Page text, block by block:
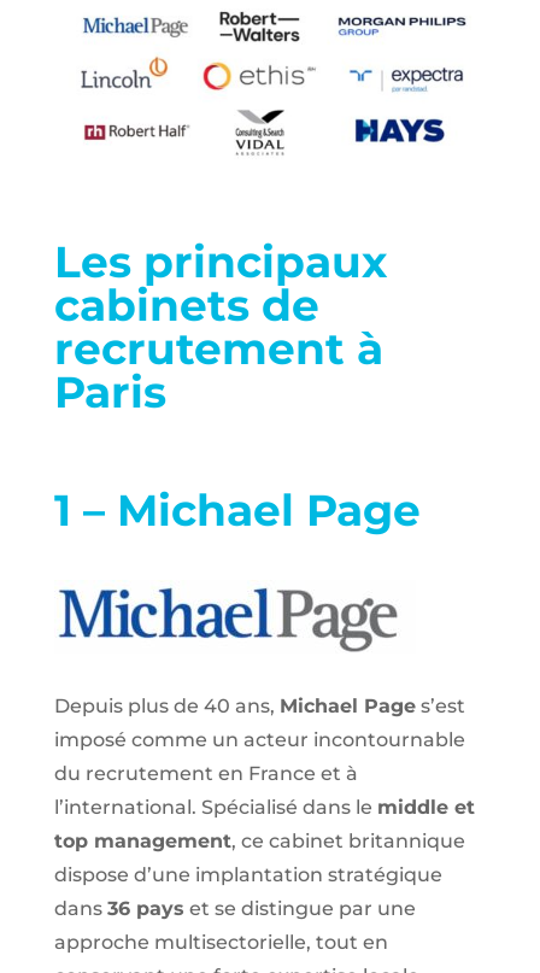
Les principaux
cabinets de
recrutement à
Paris
1 – Michael Page
Depuis plus de 40 ans, Michael Pages’est
imposé comme un acteur incontournable
du recrutement en France et à
l’international. Spécialisé dans le middle et
top management, ce cabinet britannique
dispose d’une implantation stratégique
dans 36 pays et se distingue par une
approche multisectorielle, tout en